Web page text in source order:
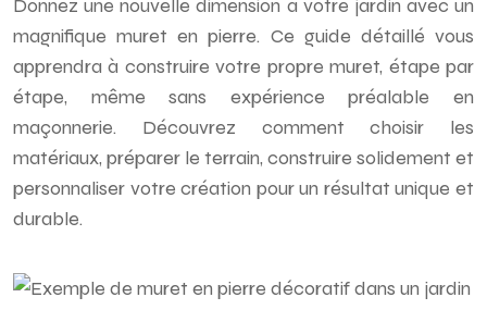
Donnez une nouvelle dimension à votre jardin avec un
magnifique muret en pierre. Ce guide détaillé vous
apprendra à construire votre propre muret, étape par
étape, même sans expérience préalable en
maçonnerie. Découvrez comment choisir les
matériaux, préparer le terrain, construire solidement et
personnaliser votre création pour un résultat unique et
durable.